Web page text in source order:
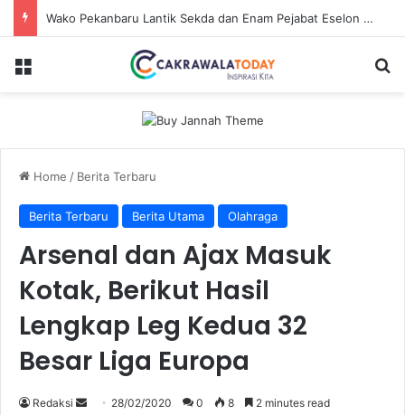
Dirut Jasa Raharja Dampingi Wamenhub Tinjau Penanganan Korban KM Mutiara Sentosa II di RS PHC Surabaya
Menu
Home / Berita Terbaru
Berita Terbaru Berita Utama Olahraga
Arsenal dan Ajax Masuk
Kotak, Berikut Hasil
Lengkap Leg Kedua 32
Besar Liga Europa
Redaksi
Send 28/02/2020 0 8 2 minutes read